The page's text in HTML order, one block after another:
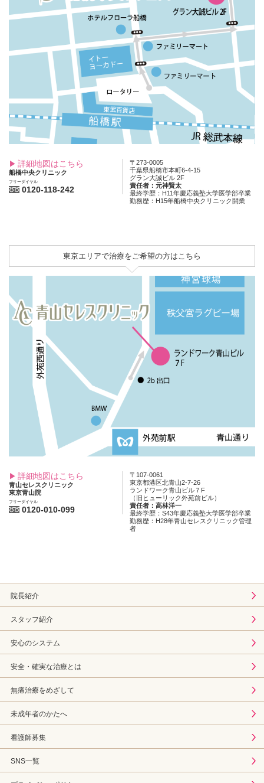
詳細地図はこちら
船橋中央クリニック
フリーダイヤル
0120-118-242
〒273-0005
千葉県船橋市本町6-4-15
グラン大誠ビル 2F
責任者：元神賢太
最終学歴：H11年慶応義塾大学医学部卒業
勤務歴：H15年船橋中央クリニック開業
東京エリアで治療をご希望の方はこちら
詳細地図はこちら
青山セレスクリニック
東京青山院
フリーダイヤル
0120-010-099
〒107-0061
東京都港区北青山2-7-26
ランドワーク青山ビル７F
（旧ヒューリック外苑前ビル）
責任者：高林洋一
最終学歴：S43年慶応義塾大学医学部卒業
勤務歴：H28年青山セレスクリニック管理
者
院長紹介
スタッフ紹介
安心のシステム
安全・確実な治療とは
無痛治療をめざして
未成年者のかたへ
看護師募集
SNS一覧